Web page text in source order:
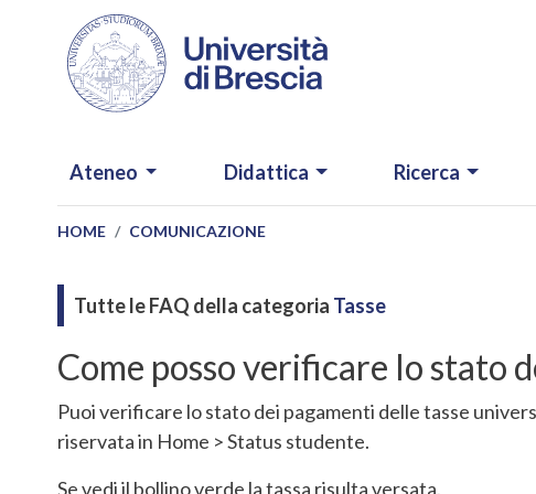
Salta al contenuto principale
NAVIGAZIONE PRINCIPALE
Ateneo Didattica Ricerca
HOME COMUNICAZIONE
Tutte le FAQ della categoria Tasse
Come posso verificare lo stato
Puoi verificare lo stato dei pagamenti delle tasse
riservata in Home > Status studente.
Se vedi il bollino verde la tassa risulta versata.